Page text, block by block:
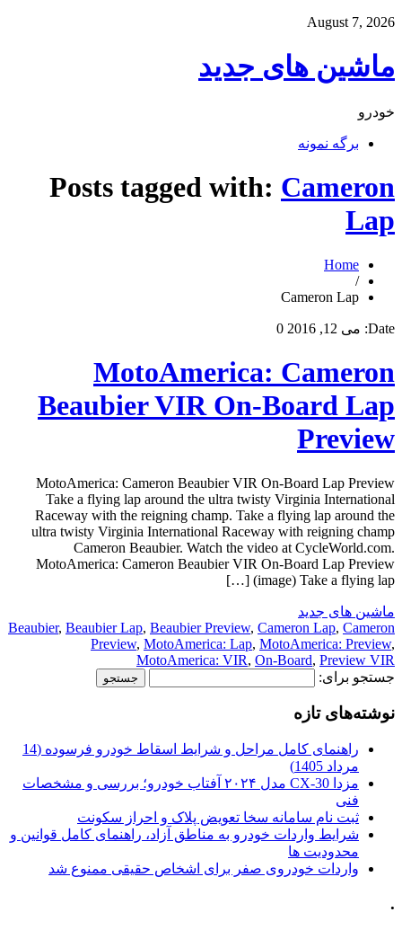
August 7, 2026
ماشین های جدید
خودرو
برگه نمونه
Posts tagged with: Cameron
Lap
Home
/
Cameron Lap
Date: می 12, 2016 0
MotoAmerica: Cameron
Beaubier VIR On-Board Lap
Preview
MotoAmerica: Cameron Beaubier VIR On-Board Lap Preview
Take a flying lap around the ultra twisty Virginia International
Raceway with the reigning champ. Take a flying lap around the
ultra twisty Virginia International Raceway with reigning champ
Cameron Beaubier. Watch the video at CycleWorld.com.
MotoAmerica: Cameron Beaubier VIR On-Board Lap Preview
(image) Take a flying lap […]
ماشین های جدید
Beaubier, Beaubier Lap, Beaubier Preview, Cameron Lap, Cameron
Preview, MotoAmerica: Lap, MotoAmerica: Preview,
MotoAmerica: VIR, On-Board, Preview VIR
جستجو برای:
نوشته‌های تازه
راهنمای کامل مراحل و شرایط اسقاط خودرو فرسوده (14
مرداد 1405)
مزدا CX-30 مدل ۲۰۲۴ آفتاب خودرو؛ بررسی و مشخصات
فنی
ثبت نام سامانه سخا تعویض پلاک و احراز سکونت
شرایط واردات خودرو به مناطق آزاد، راهنمای کامل قوانین و
محدودیت ها
واردات خودروی صفر برای اشخاص حقیقی ممنوع شد
.